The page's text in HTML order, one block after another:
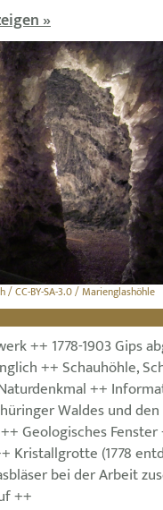
»
/ CC-BY-SA-3.0 / Marienglashöhle
++ 1778-1903 Gips
++ Schauhöhle,
++
Waldes und
Geologisches Fenster
Kristallgrotte (1778
bei der Arbeit
++